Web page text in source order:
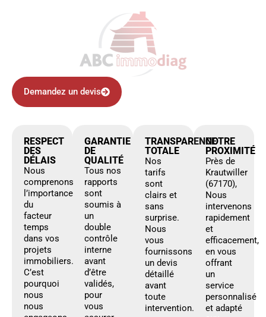
Demandez un devis
RESPECT
DES
DÉLAIS
Nous
comprenons
l’importance
du
facteur
temps
dans vos
projets
immobiliers.
C’est
pourquoi
nous
nous
GARANTIE
DE
QUALITÉ
Tous nos
rapports
sont
soumis à
un
double
contrôle
interne
avant
d’être
validés,
pour
vous
TRANSPARENCE
TOTALE
Nos
tarifs
sont
clairs et
sans
surprise.
Nous
vous
fournissons
un devis
détaillé
avant
toute
intervention.
NOTRE
PROXIMITÉ
Près de
Krautwiller
(67170),
Nous
intervenons
rapidement
et
efficacement,
en vous
offrant
un
service
personnalisé
et adapté